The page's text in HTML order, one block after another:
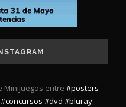
Minijuegos entre #posters
#concursos #dvd #bluray